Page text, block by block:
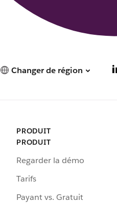
Changer de région
PRODUIT
PRODUIT
Regarder la démo
Tarifs
Payant vs. Gratuit